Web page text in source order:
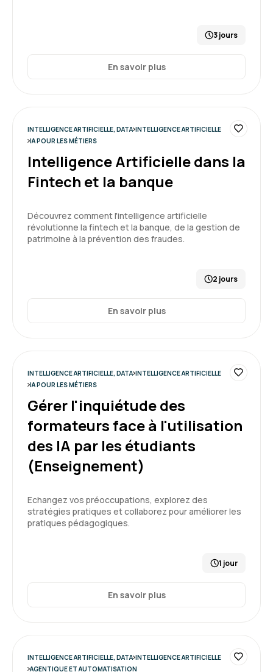
Formation : IA générative, état de l'art
Guillaume B.
5
Formation riche. Au delà des exemples et de la
pratique, elle m'a donné une vision large sur l'IA
générative, ces opportunités, ses usages, ...
Formation : IA générative, état de l'art
Formation : IA générative, état de l'art
compétent dans le domaine.
Formation : IA, les fondamentaux
première connaissance de l'IA
3 jours
En savoir plus
INTELLIGENCE ARTIFICIELLE, DATA INTELLIGENCE ARTIFICIELLE
IA POUR LES MÉTIERS
Intelligence Artificielle dans la
Fintech et la banque
Découvrez comment l'intelligence artificielle
révolutionne la fintech et la banque, de la gestion de
patrimoine à la prévention des fraudes.
2 jours
En savoir plus
INTELLIGENCE ARTIFICIELLE, DATA INTELLIGENCE ARTIFICIELLE
IA POUR LES MÉTIERS
Gérer l'inquiétude des
formateurs face à l'utilisation
des IA par les étudiants
(Enseignement)
Echangez vos préoccupations, explorez des
stratégies pratiques et collaborez pour améliorer les
pratiques pédagogiques.
1 jour
En savoir plus
INTELLIGENCE ARTIFICIELLE, DATA INTELLIGENCE ARTIFICIELLE
AGENTIQUE ET AUTOMATISATION